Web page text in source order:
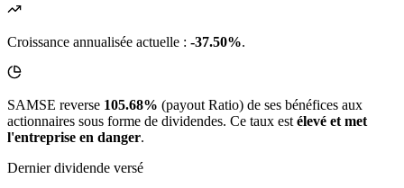
Croissance annualisée actuelle : -37.50%.
SAMSE reverse 105.68% (payout Ratio) de ses bénéfices aux
actionnaires sous forme de dividendes. Ce taux est élevé et met
l'entreprise en danger.
Dernier dividende versé